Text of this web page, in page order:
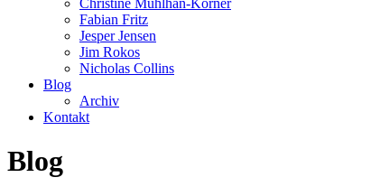
Fabian Fritz
Jesper Jensen
Jim Rokos
Nicholas Collins
Blog
Archiv
Kontakt
Blog